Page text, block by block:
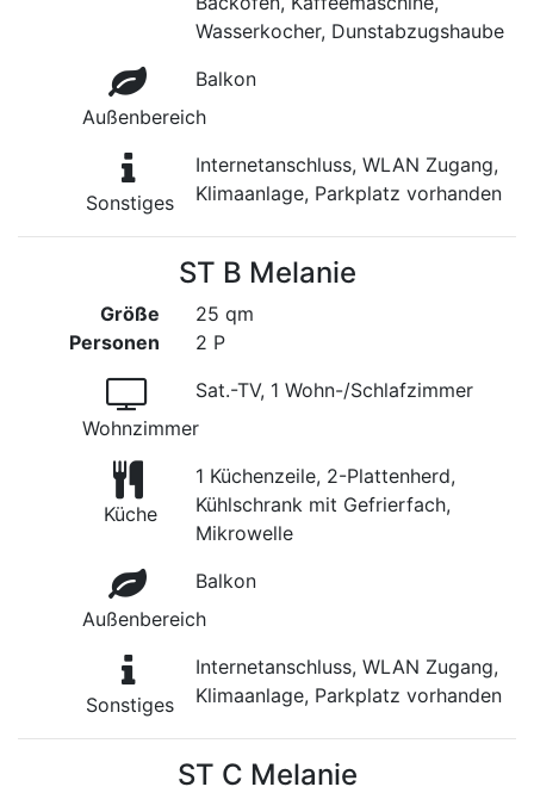
Wasserkocher, Dunstabzugshaube
Außenbereich
Balkon
Sonstiges
Internetanschluss, WLAN Zugang,
Klimaanlage, Parkplatz vorhanden
ST B Melanie
Größe
Personen
25 qm
2 P
Wohnzimmer
Sat.-TV, 1 Wohn-/Schlafzimmer
Küche
1 Küchenzeile, 2-Plattenherd,
Kühlschrank mit Gefrierfach,
Mikrowelle
Außenbereich
Balkon
Sonstiges
Internetanschluss, WLAN Zugang,
Klimaanlage, Parkplatz vorhanden
ST C Melanie